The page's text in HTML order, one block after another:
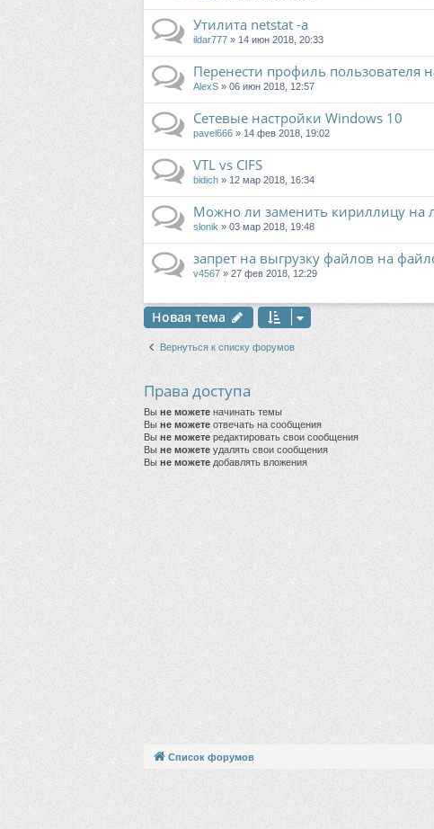
Утилита netstat -a
ildar777 » 14 июн 2018, 20:33
Перенести профиль пользователя
AlexS » 06 июн 2018, 12:57
Сетевые настройки Windows 10
pavel666 » 14 фев 2018, 19:02
VTL vs CIFS
bidich » 12 мар 2018, 16:34
Можно ли заменить кириллицу на
slonik » 03 мар 2018, 19:48
запрет на выгрузку файлов на
v4567 » 27 фев 2018, 12:29
Новая тема
Вернуться к списку форумов
Права доступа
Вы не можете начинать темы
Вы не можете отвечать на сообщения
Вы не можете редактировать свои сообщения
Вы не можете удалять свои сообщения
Вы не можете добавлять вложения
Список форумов